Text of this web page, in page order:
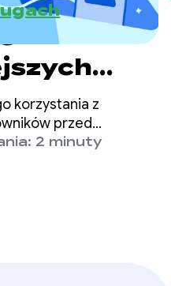
Play
do
korzystania z
przed
nas w Google Play
2 minuty